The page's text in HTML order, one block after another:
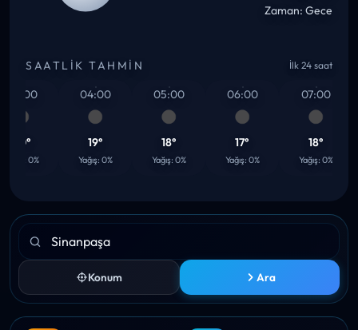
Zaman: Gece
SAATLIK TAHMIN İlk 24 saat
0%
04:00
19°
Yağış: 0%
05:00
18°
Yağış: 0%
06:00
17°
Yağış: 0%
07:00
18°
Yağış: 0%
Konum Ara